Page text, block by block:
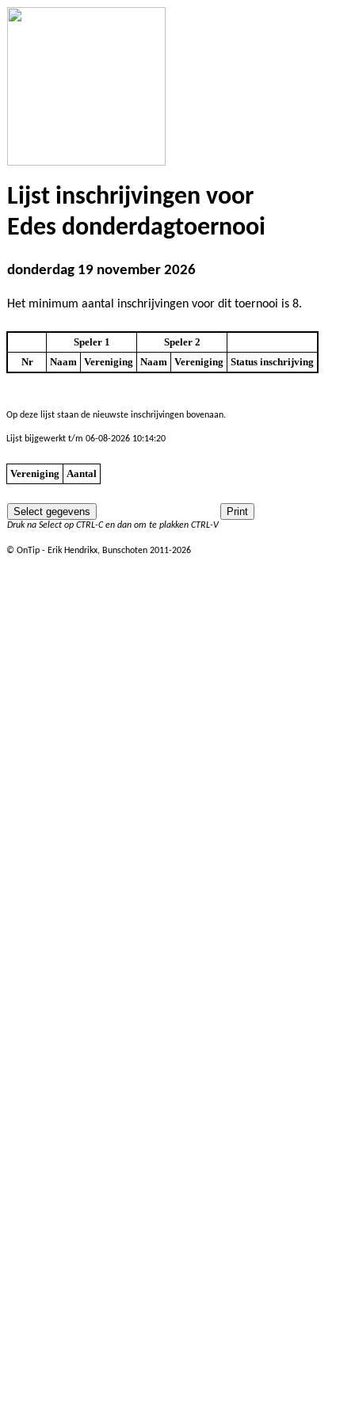
Lijst inschrijvingen voor
Edes donderdagtoernooi
donderdag 19 november 2026
Het minimum aantal inschrijvingen voor dit toernooi is 8.
Speler 1
Speler 2
Nr
Naam Vereniging Naam Vereniging Status inschrijving
Op deze lijst staan de nieuwste inschrijvingen bovenaan.
Lijst bijgewerkt t/m 06-08-2026 10:14:20
Vereniging Aantal
Druk na Select op CTRL-C en dan om te plakken CTRL-V
© OnTip - Erik Hendrikx, Bunschoten 2011-2026